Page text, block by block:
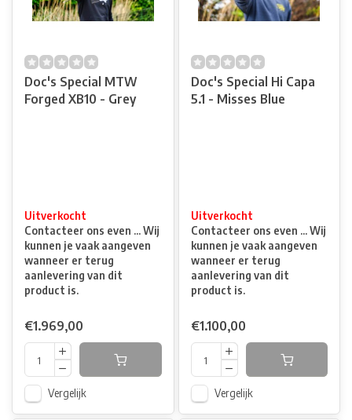
Doc's Special MTW
Forged XB10 - Grey
Uitverkocht
Contacteer ons even ... Wij
kunnen je vaak aangeven
wanneer er terug
aanlevering van dit
product is.
€1.969,00
Vergelijk
Doc's Special Hi Capa
5.1 - Misses Blue
Uitverkocht
Contacteer ons even ... Wij
kunnen je vaak aangeven
wanneer er terug
aanlevering van dit
product is.
€1.100,00
Vergelijk